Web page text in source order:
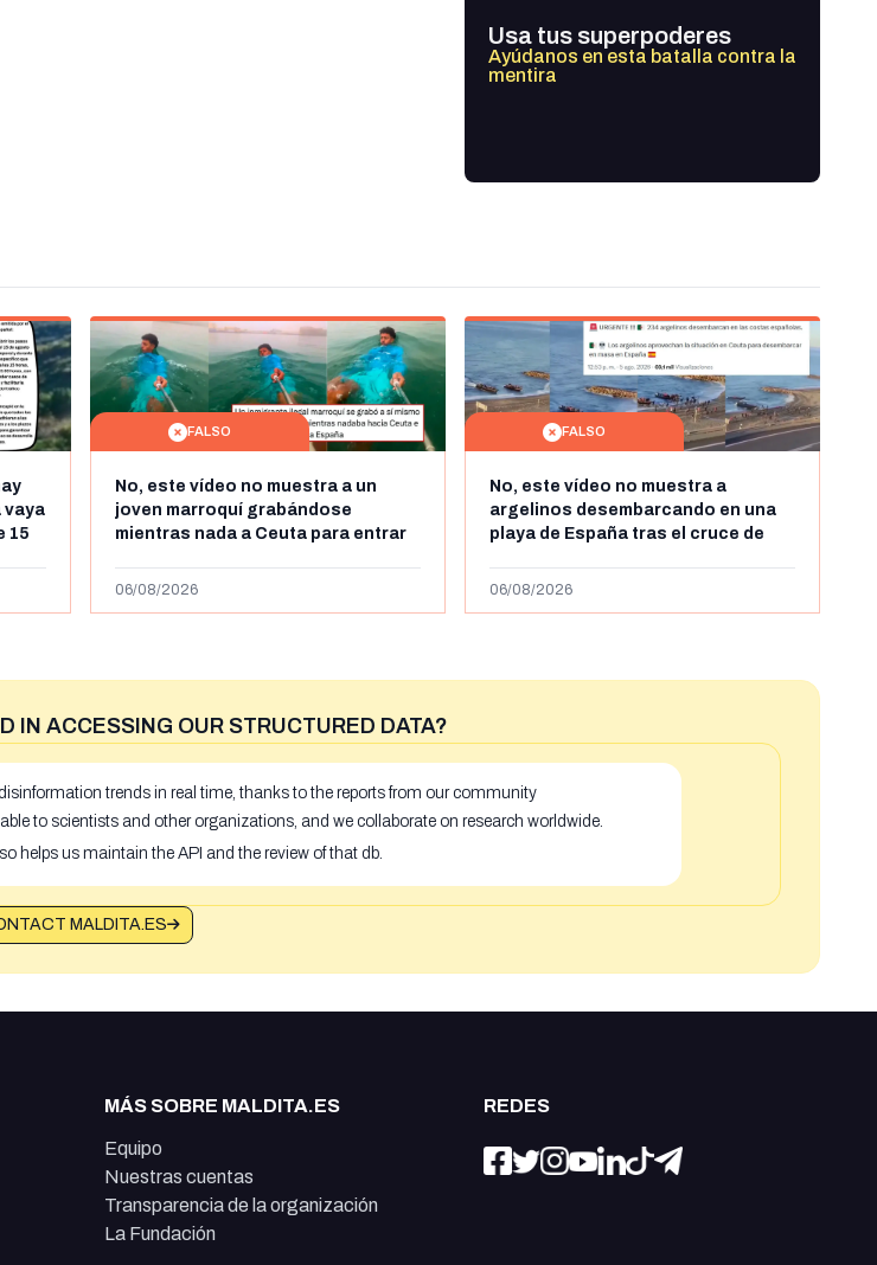
Usa tus superpoderes
Ayúdanos en esta batalla contra la
mentira
vaya
15
FALSO
No, este vídeo no muestra a un
joven marroquí grabándose
mientras nada a Ceuta para entrar
más de 450km de Ceuta y el autor lo
06/08/2026
FALSO
No, este vídeo no muestra a
argelinos desembarcando en una
playa de España tras el cruce de
de julio de 2026: son imágenes de
06/08/2026
IN ACCESSING OUR STRUCTURED DATA?
trends in real time, thanks to the reports from our community
to scientists and other organizations, and we collaborate on research worldwide.
helps us maintain the API and the review of that db.
MALDITA.ES
MÁS SOBRE MALDITA.ES
Equipo
Nuestras cuentas
Transparencia de la organización
La Fundación
REDES